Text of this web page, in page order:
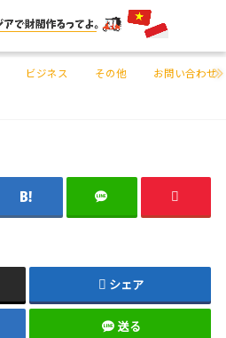
ビジネス その他 お問い合わせ
シェア
送る